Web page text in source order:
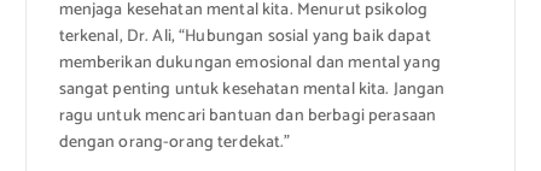
menjaga kesehatan mental kita. Menurut psikolog
terkenal, Dr. Ali, “Hubungan sosial yang baik dapat
memberikan dukungan emosional dan mental yang
sangat penting untuk kesehatan mental kita. Jangan
ragu untuk mencari bantuan dan berbagi perasaan
dengan orang-orang terdekat.”